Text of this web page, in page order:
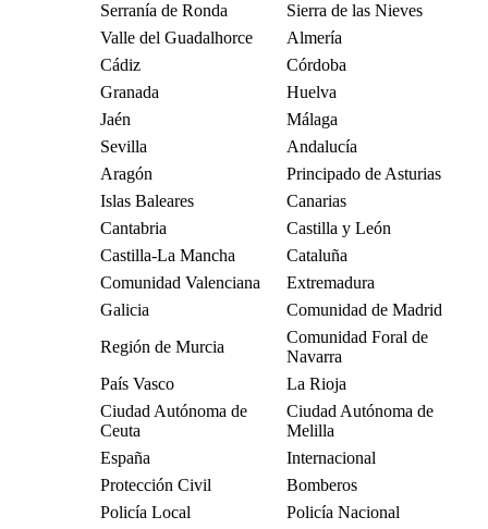
Serranía de Ronda
Sierra de las Nieves
Valle del Guadalhorce
Almería
Cádiz
Córdoba
Granada
Huelva
Jaén
Málaga
Sevilla
Andalucía
Aragón
Principado de Asturias
Islas Baleares
Canarias
Cantabria
Castilla y León
Castilla-La Mancha
Cataluña
Comunidad Valenciana
Extremadura
Galicia
Comunidad de Madrid
Región de Murcia
Comunidad Foral de
Navarra
País Vasco
La Rioja
Ciudad Autónoma de
Ceuta
Ciudad Autónoma de
Melilla
España
Internacional
Protección Civil
Bomberos
Policía Local
Policía Nacional